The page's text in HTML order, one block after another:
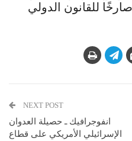
للقانون الدولي
NEXT POST
انفوجرافيك ـ حصيلة العدوان
الإسرائيلي الأمريكي على قطاع